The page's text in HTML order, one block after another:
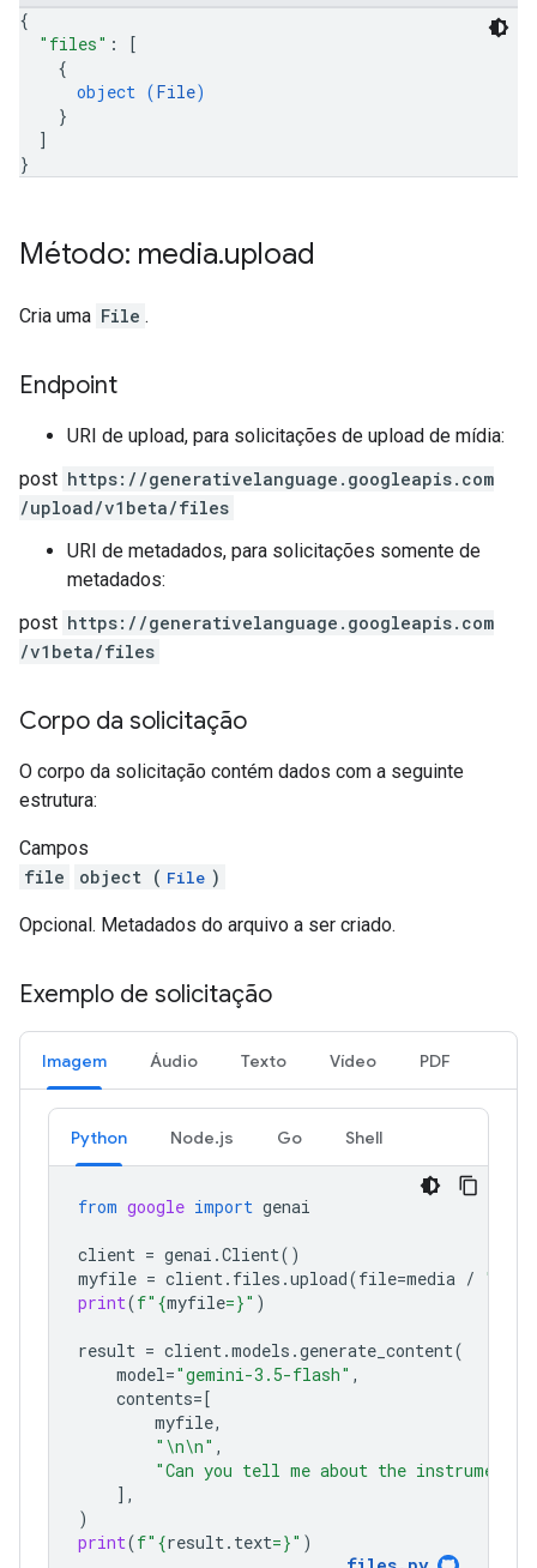
{
"files" :
[
{
object (File)
}
]
}
Método: media.upload
Cria uma File .
Endpoint
URI de upload, para solicitações de upload de mídia:
post https: / /generativelanguage.googleapis.com
/upload/v1beta/files
URI de metadados, para solicitações somente de
metadados:
post https: / /generativelanguage.googleapis.com
/v1beta/files
Corpo da solicitação
O corpo da solicitação contém dados com a seguinte
estrutura:
Campos
file
object ( File )
Opcional. Metadados do arquivo a ser criado.
Exemplo de solicitação
Imagem Áudio Texto Vídeo PDF
Python Node.js Go Shell
from google import genai
client = genai .Client()
myfile = client. files .upload(file=media /
print(f" {myfile=}" )
result = client.models .generate_content(
model="gemini-3.5-flash" ,
contents=[
myfile,
" \n\n" ,
"Can you tell me about the
],
)
print(f" {result. text=}" )